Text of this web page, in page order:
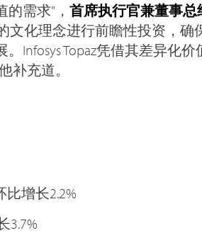
需求"， 首席执行官兼董事总
文化理念进行前瞻性投资，确
Infosys Topaz凭借其差异化
补充道。
增长2.2%
3.7%